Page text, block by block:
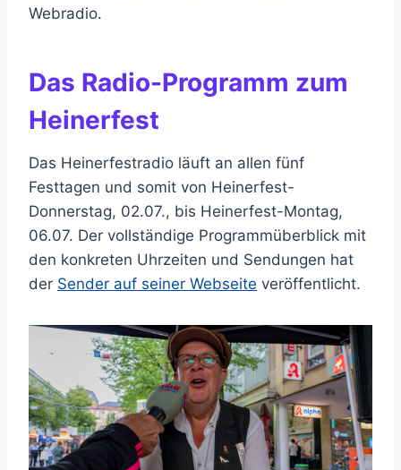
Webradio.
Das Radio-Programm zum
Heinerfest
Das Heinerfestradio läuft an allen fünf
Festtagen und somit von Heinerfest-
Donnerstag, 02.07., bis Heinerfest-Montag,
06.07. Der vollständige Programmüberblick mit
den konkreten Uhrzeiten und Sendungen hat
der Sender auf seiner Webseite veröffentlicht.